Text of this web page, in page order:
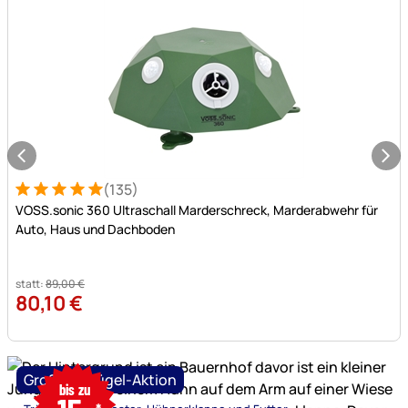
Bewertung: 5 von 5 (135 Bewertungen)
135 Bewertungen
(135)
VOSS.sonic 360 Ultraschall Marderschreck, Marderabwehr für
Auto, Haus und Dachboden
statt:89,00€
80,10€
Große Geflügel-Aktion
nur
bis
bis zu